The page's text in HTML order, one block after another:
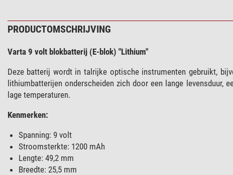
PRODUCTOMSCHRIJVING
Varta 9 volt blokbatterij (E-blok) "Lithium"
Deze batterij wordt in talrijke optische instrumenten gebruikt,
lithiumbatterijen onderscheiden zich door een lange levensduur,
lage temperaturen.
Kenmerken:
Spanning: 9 volt
Stroomsterkte: 1200 mAh
Lengte: 49,2 mm
Breedte: 25,5 mm